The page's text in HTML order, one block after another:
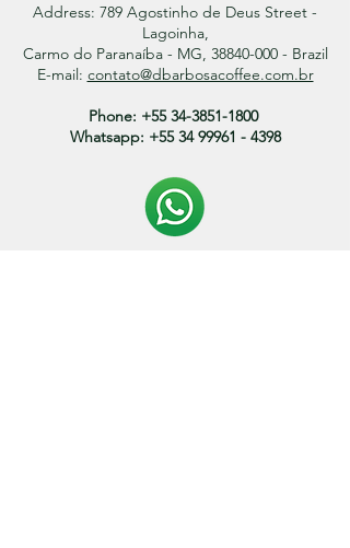
Address: 789 Agostinho de Deus Street -
Lagoinha,
Carmo do Paranaíba - MG, 38840-000 - Brazil
E-mail: contato@dbarbosacoffee.com.br
Phone: +55 34-3851-1800
Whatsapp: +55 34 99961 - 4398